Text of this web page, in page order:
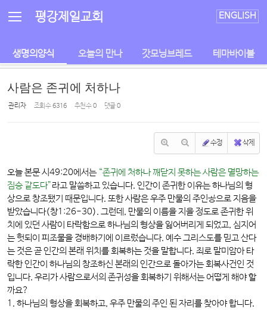
평강제일교회 ENGLISH
생명의양식 오늘의 만나 갓모닝브레드 테마바이블
사람은 존귀에 처하나
관리자 조회 수6316 추천 수0 댓글0
수정 삭제
오늘 본문 시49:20에서는 “존귀에 처하나 깨닫지 못하는 사람은 멸망하는
짐승 같도다”라고 말씀하고 있습니다. 인간이 존귀한 이유는 하나님의 형
상으로 창조됐기 때문입니다. 또한 사람은 우주 만물의 주인공으로 지음을
받았습니다(창1:26-30). 그런데, 만물의 이름을 지을 정도로 존귀한 위
치에 있던 사람이 타락함으로 하나님의 형상을 잃어버리게 되었고, 심지어
는 헛되이 피조물을 경배하기에 이르렀습니다. 예수 그리스도를 믿고 산다
는 것은 곧 인간의 본래 위치를 회복하는 것을 말합니다. 죄로 말미암아 타
락한 인간이 하나님의 창조하신 본래의 인간으로 돌아가는 회복사건인 것
입니다. 우리가 사람으로서의 존귀성을 회복하기 위해서는 어떻게 해야 할
까요?
1. 하나님의 형상을 회복하고, 우주 만물의 주인 된 자리를 찾아야 합니다.